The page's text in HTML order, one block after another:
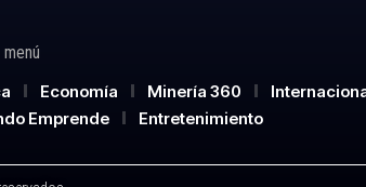
Economía Minería 360
Emprende
Entretenimiento